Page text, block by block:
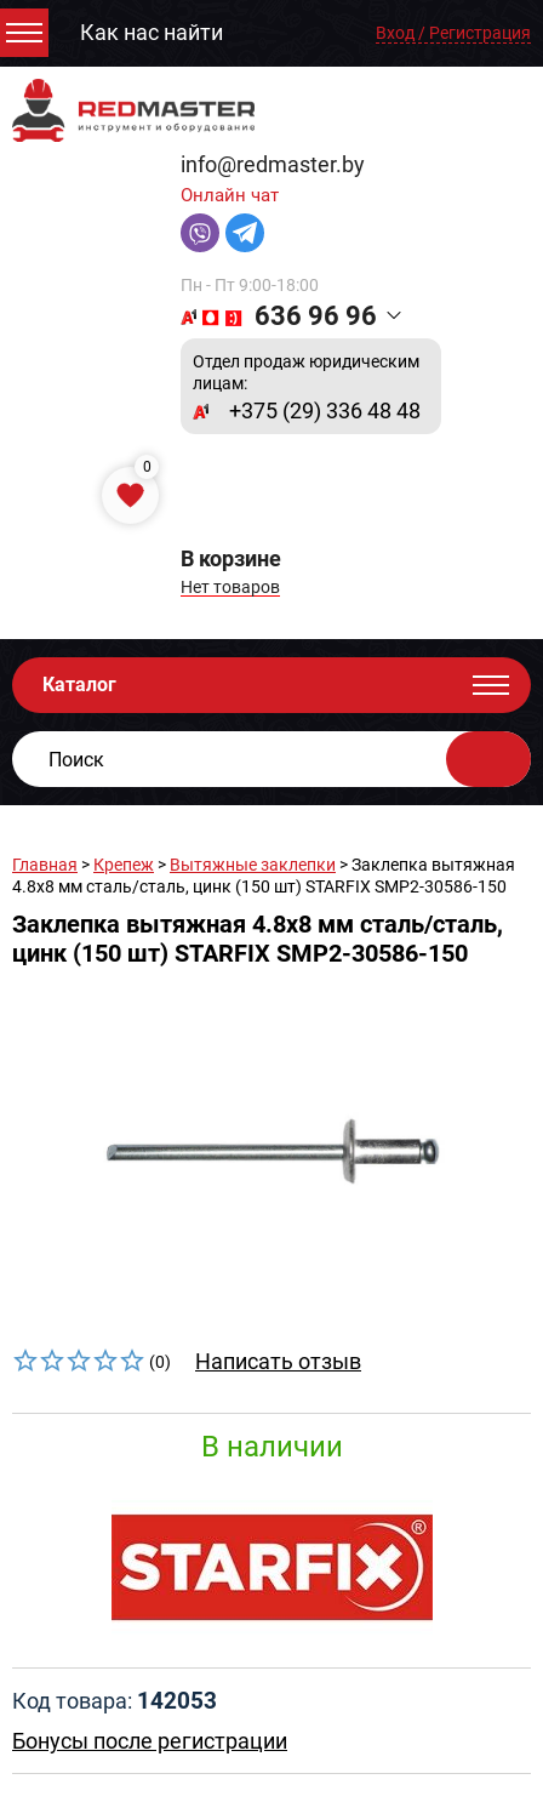
Как нас найти Вход / Регистрация
info@redmaster.by
Онлайн чат
Пн - Пт 9:00-18:00
636 96 96
Отдел продаж юридическим
лицам:
+375 (29) 336 48 48
0
В корзине
Нет товаров
Каталог
Главная > Крепеж > Вытяжные заклепки > Заклепка вытяжная
4.8х8 мм сталь/сталь, цинк (150 шт) STARFIX SMP2-30586-150
Заклепка вытяжная 4.8х8 мм сталь/сталь,
цинк (150 шт) STARFIX SMP2-30586-150
(0) Написать отзыв
В наличии
Код товара: 142053
Бонусы после регистрации